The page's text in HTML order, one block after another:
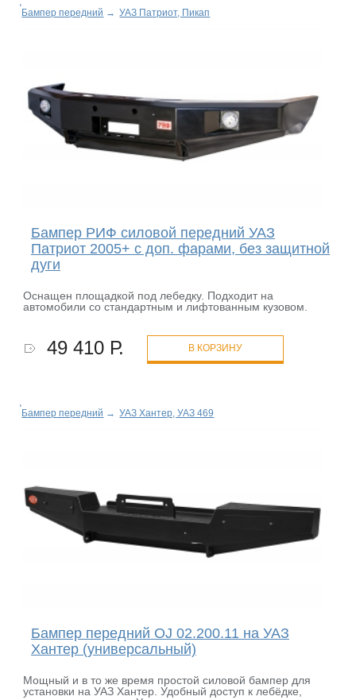
Бампер передний → УАЗ Патриот, Пикап
Бампер РИФ силовой передний УАЗ
Патриот 2005+ с доп. фарами, без защитной
дуги
Оснащен площадкой под лебедку. Подходит на
автомобили со стандартным и лифтованным кузовом.
49 410 Р. В КОРЗИНУ
Бампер передний → УАЗ Хантер, УАЗ 469
Бампер передний OJ 02.200.11 на УАЗ
Хантер (универсальный)
Мощный и в то же время простой силовой бампер для
установки на УАЗ Хантер. Удобный доступ к лебёдке,